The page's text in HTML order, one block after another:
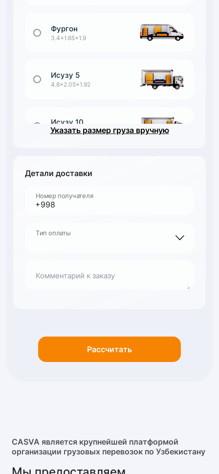
Фургон
3.4x1.65x1.9
Исузу 5
4.8x2.05x1.92
Исузу 10
6.9x2.4x2
7x2.4x2.6
13.6x2.45x2.99
Указать размер груза вручную
Детали доставки
Номер получателя
Тип оплаты
Комментарий к заказу
Рассчитать
CASVA является крупнейшей платформой
организации грузовых перевозок по Узбекистану